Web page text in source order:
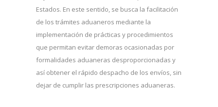
Estados. En este sentido, se busca la facilitación
de los trámites aduaneros mediante la
implementación de prácticas y procedimientos
que permitan evitar demoras ocasionadas por
formalidades aduaneras desproporcionadas y
así obtener el rápido despacho de los envíos, sin
dejar de cumplir las prescripciones aduaneras.